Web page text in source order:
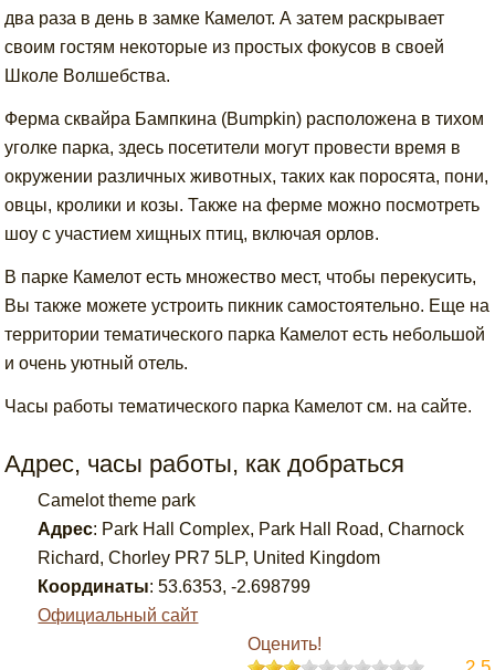
два раза в день в замке Камелот. А затем раскрывает
своим гостям некоторые из простых фокусов в своей
Школе Волшебства.
Ферма сквайра Бампкина (Bumpkin) расположена в тихом
уголке парка, здесь посетители могут провести время в
окружении различных животных, таких как поросята, пони,
овцы, кролики и козы. Также на ферме можно посмотреть
шоу с участием хищных птиц, включая орлов.
В парке Камелот есть множество мест, чтобы перекусить,
Вы также можете устроить пикник самостоятельно. Еще на
территории тематического парка Камелот есть небольшой
и очень уютный отель.
Часы работы тематического парка Камелот см. на сайте.
Адрес, часы работы, как добраться
Camelot theme park
Адрес: Park Hall Complex, Park Hall Road, Charnock
Richard, Chorley PR7 5LP, United Kingdom
Координаты: 53.6353,-2.698799
Официальный сайт
Оценить!